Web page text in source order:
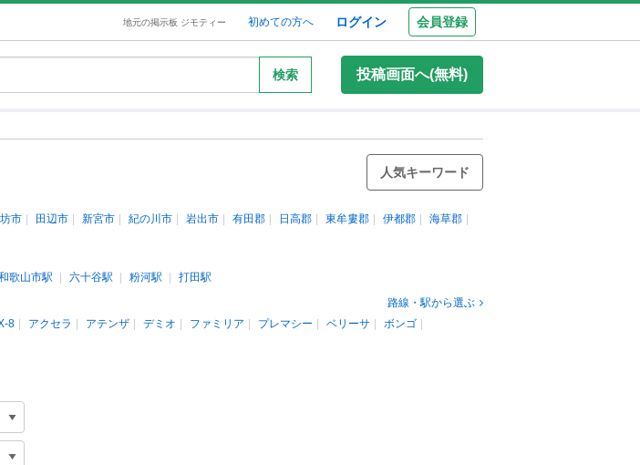
地元の掲示板 ジモティー 初めての方へ ログイン 会員登録
検索 投稿画面へ(無料)
人気キーワード
市 田辺市 新宮市 紀の川市 岩出市 有田郡 日高郡 東牟婁郡 伊都郡
海草郡
歌山市駅 六十谷駅 粉河駅
打田駅
路線・駅から選ぶ
8 アクセラ アテンザ デミオ ファミリア プレマシー ベリーサ
ボンゴ